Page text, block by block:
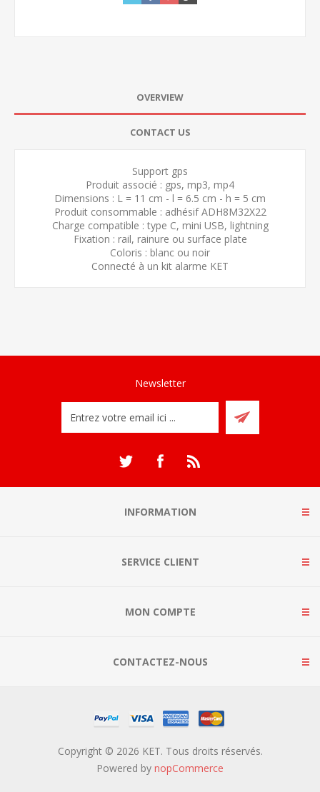
OVERVIEW
CONTACT US
Support gps
Produit associé : gps, mp3, mp4
Dimensions : L = 11 cm - l = 6.5 cm - h = 5 cm
Produit consommable : adhésif ADH8M32X22
Charge compatible : type C, mini USB, lightning
Fixation : rail, rainure ou surface plate
Coloris : blanc ou noir
Connecté à un kit alarme KET
Newsletter
INFORMATION
SERVICE CLIENT
MON COMPTE
CONTACTEZ-NOUS
Copyright © 2026 KET. Tous droits réservés.
Powered by nopCommerce